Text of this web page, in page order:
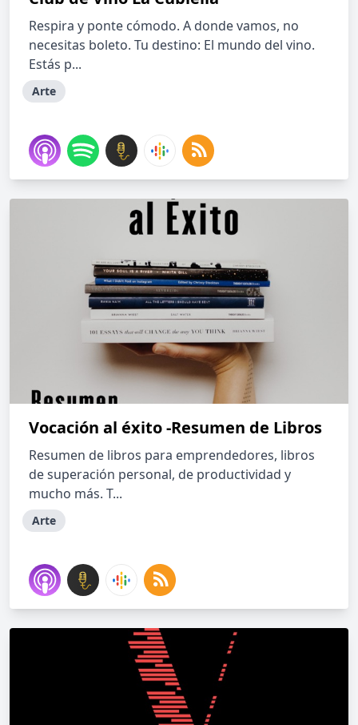
Respira y ponte cómodo. A donde vamos, no
necesitas boleto. Tu destino: El mundo del vino.
Estás p...
Arte
Vocación al éxito -Resumen de Libros
Resumen de libros para emprendedores, libros
de superación personal, de productividad y
mucho más. T...
Arte